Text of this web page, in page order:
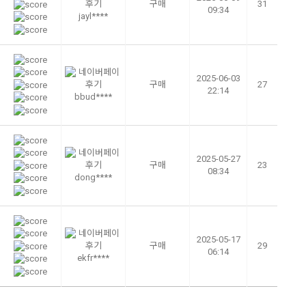
jayl****
구매
09:34
31
bbud****
구매
2025-06-03
22:14
27
dong****
구매
2025-05-27
08:34
23
ekfr****
구매
2025-05-17
06:14
29